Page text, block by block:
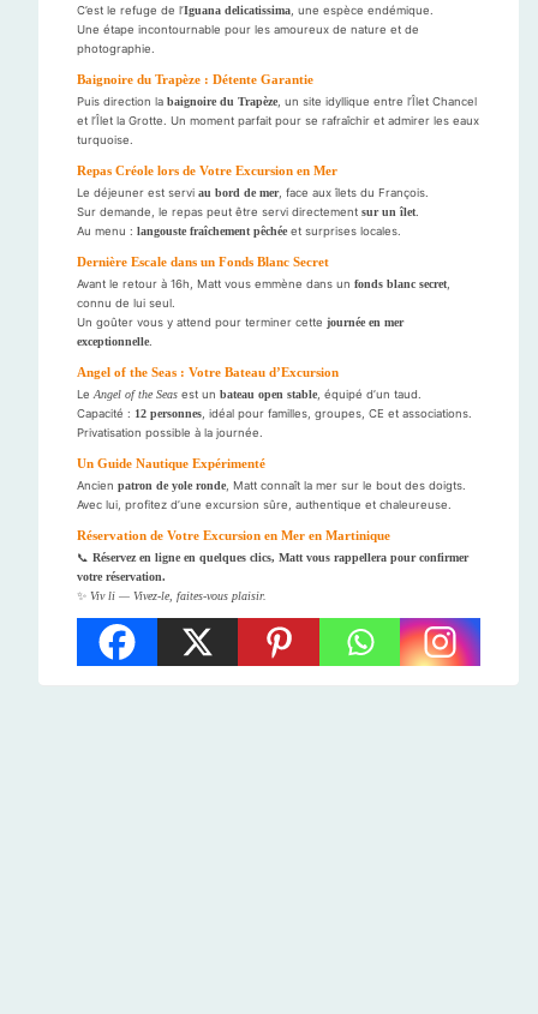
C’est le refuge de l’Iguana delicatissima , une espèce endémique.
Une étape incontournable pour les amoureux de nature et de
photographie.
Baignoire du Trapèze : Détente Garantie
Puis direction la baignoire du Trapèze , un site idyllique entre l’Îlet Chancel
et l’Îlet la Grotte. Un moment parfait pour se rafraîchir et admirer les eaux
turquoise.
Repas Créole lors de Votre Excursion en Mer
Le déjeuner est servi au bord de mer, face aux îlets du François.
Sur demande, le repas peut être servi directement sur un îlet
Au menu : langouste fraîchement pêchée et surprises locales.
Dernière Escale dans un Fonds Blanc Secret
Avant le retour à 16h, Matt vous emmène dans un fonds blanc secret
connu de lui seul.
Un goûter vous y attend pour terminer cette journée en mer
exceptionnelle
Angel of the Seas : Votre Bateau d’Excursion
Le Angel of the Seas est un bateau open stable , équipé d’un taud.
Capacité : 12 personnes , idéal pour familles, groupes, CE et associations.
Privatisation possible à la journée.
Un Guide Nautique Expérimenté
Ancien patron de yole ronde , Matt connaît la mer sur le bout des doigts.
Avec lui, profitez d’une excursion sûre, authentique et chaleureuse.
Réservation de Votre Excursion en Mer en Martinique
📞 Réservez en ligne en quelques clics, Matt vous rappellera pour confirmer
votre réservation.
✨ Viv li — Vivez-le, faites-vous plaisir.